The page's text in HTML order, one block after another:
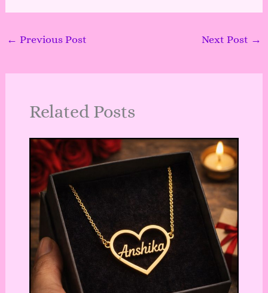
← Previous Post Next Post →
Related Posts